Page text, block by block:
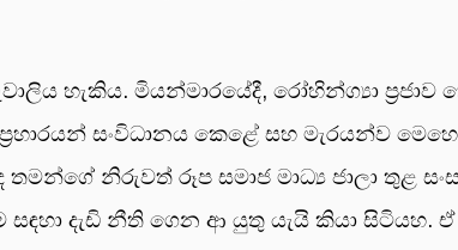
හැකිය. මියන්මාරයේදී, රෝහින්ග්‍යා
සංවිධානය කෙළේ සහ මැරයන්ව
නිරුවත් රූප සමාජ මාධ්‍ය ජාලා තුළ
සඳහා දැඩි නීති ගෙන ආ යුතු යැයි කියා සිටියහ.